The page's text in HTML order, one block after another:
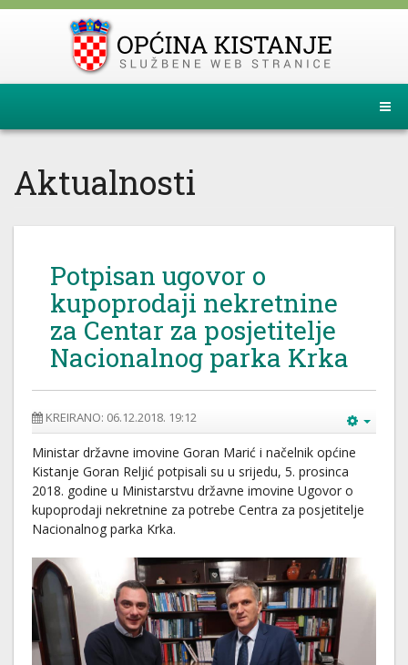
Aktualnosti
Potpisan ugovor o
kupoprodaji nekretnine
za Centar za posjetitelje
Nacionalnog parka Krka
KREIRANO: 06.12.2018. 19:12
Ministar državne imovine Goran Marić i načelnik općine
Kistanje Goran Reljić potpisali su u srijedu, 5. prosinca
2018. godine u Ministarstvu državne imovine Ugovor o
kupoprodaji nekretnine za potrebe Centra za posjetitelje
Nacionalnog parka Krka.